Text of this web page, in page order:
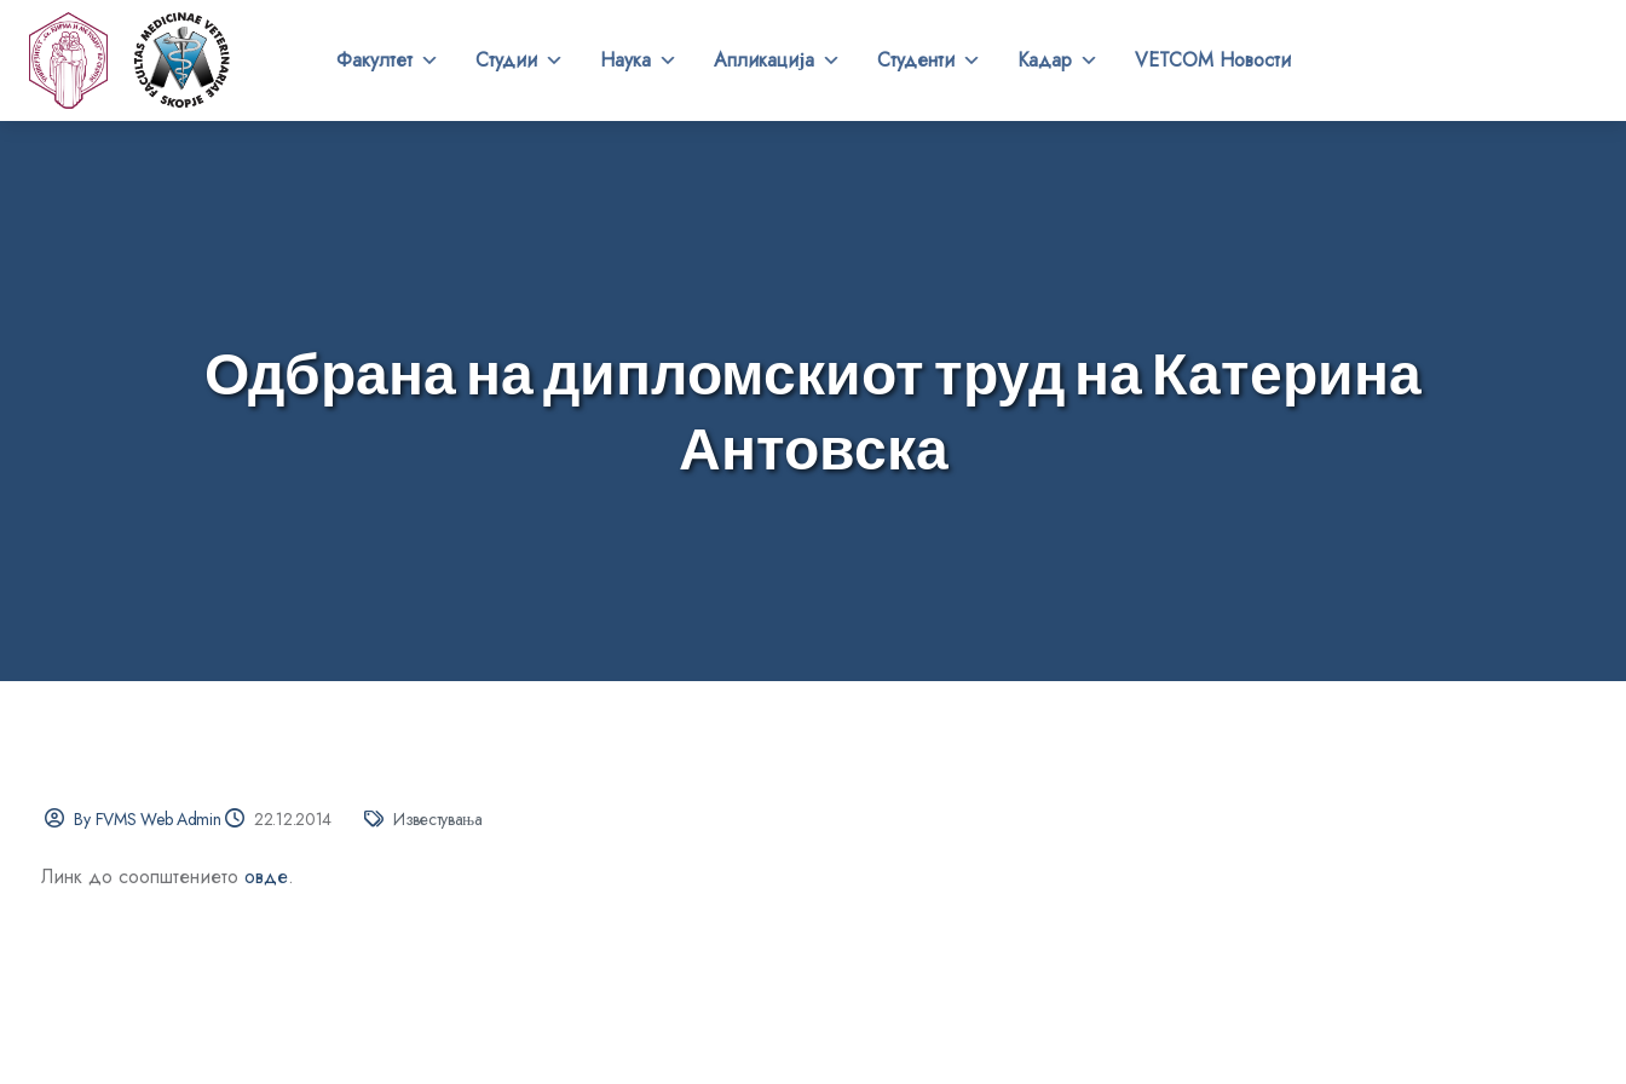
Факултет Студии Наука Апликација Студенти Кадар VETCOM Новости
Одбрана на дипломскиот труд на Катерина
Антовска
By FVMS Web Admin 22.12.2014 Известувања
Линк до соопштението овде.